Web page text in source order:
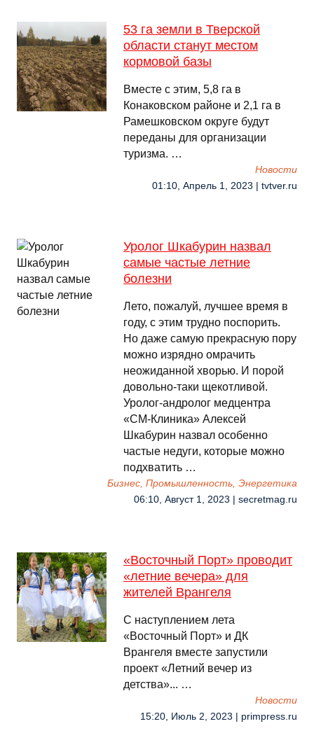
53 га земли в Тверской
области станут местом
кормовой базы
Вместе с этим, 5,8 га в
Конаковском районе и 2,1 га в
Рамешковском округе будут
переданы для организации
туризма. …
Новости
01:10, Апрель 1, 2023 | tvtver.ru
Уролог Шкабурин назвал
самые частые летние
болезни
Лето, пожалуй, лучшее время в
году, с этим трудно поспорить.
Но даже самую прекрасную пору
можно изрядно омрачить
неожиданной хворью. И порой
довольно-таки щекотливой.
Уролог-андролог медцентра
«СМ-Клиника» Алексей
Шкабурин назвал особенно
частые недуги, которые можно
подхватить …
Бизнес, Промышленность, Энергетика
06:10, Август 1, 2023 | secretmag.ru
«Восточный Порт» проводит
«летние вечера» для
жителей Врангеля
С наступлением лета
«Восточный Порт» и ДК
Врангеля вместе запустили
проект «Летний вечер из
детства»... …
Новости
15:20, Июль 2, 2023 | primpress.ru